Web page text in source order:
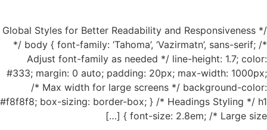
/* Global Styles for Better Readability and Responsiveness
*/ body { font-family: ‘Tahoma’, ‘Vazirmatn’, sans-serif; /*
Adjust font-family as needed */ line-height: 1.7; color:
#333; margin: 0 auto; padding: 20px; max-width: 1000px;
/* Max width for large screens */ background-color:
#f8f8f8; box-sizing: border-box; } /* Headings Styling */ h1
{ font-size: 2.8em; /* Large size […]